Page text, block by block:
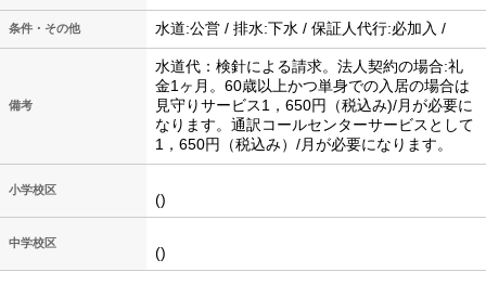
条件・その他 水道:公営 / 排水:下水 / 保証人代行:必加入 /
備考
水道代：検針による請求。法人契約の場合:礼
金1ヶ月。60歳以上かつ単身での入居の場合は
見守りサービス1，650円（税込み)/月が必要に
なります。通訳コールセンターサービスとして
1，650円（税込み）/月が必要になります。
小学校区
()
中学校区
()